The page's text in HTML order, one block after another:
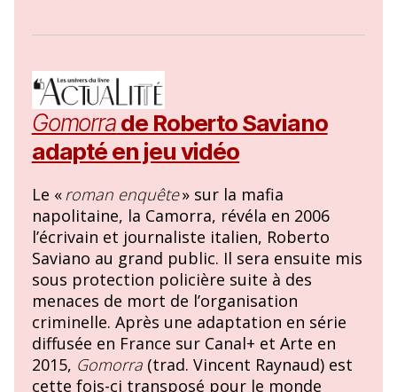
Gomorrade Roberto Saviano
adapté en jeu vidéo
Le «roman enquête» sur la mafia
napolitaine, la Camorra, révéla en 2006
l’écrivain et journaliste italien, Roberto
Saviano au grand public. Il sera ensuite mis
sous protection policière suite à des
menaces de mort de l’organisation
criminelle. Après une adaptation en série
diffusée en France sur Canal+ et Arte en
2015, Gomorra(trad. Vincent Raynaud) est
cette fois-ci transposé pour le monde